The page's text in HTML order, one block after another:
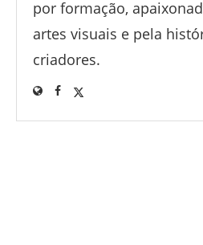
por formação,
artes visuais e pela
criadores.